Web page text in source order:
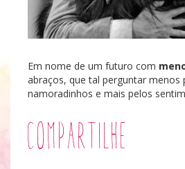
Em nome de um futuro com
abraços, que tal perguntar menos
namoradinhos e mais pelos
Compartilhe